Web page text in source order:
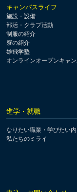
キャンパスライフ
施設・設備
部活・クラブ活動
制服の紹介
寮の紹介
雄飛学塾
オンラインオープンキャ
進学・就職
なりたい職業・学びたい
私たちのミライ